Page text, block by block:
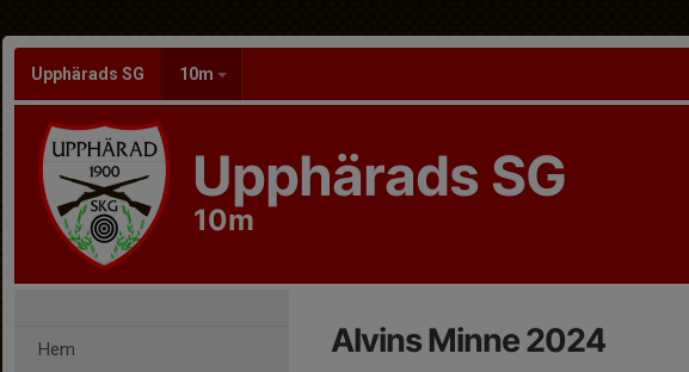
Upphärads SG 10m
Upphärads SG
10m
Hem Alvins Minne 2024